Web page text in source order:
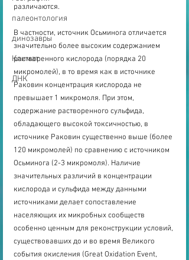
палеонтология
динозавры
Климат
ДНК
различаются.
В частности, источник Осьминога отличается
значительно более высоким содержанием
растворенного кислорода (порядка 20
микромолей), в то время как в источнике
Раковин концентрация кислорода не
превышает 1 микромоля. При этом,
содержание растворенного сульфида,
обладающего высокой токсичностью, в
источнике Раковин существенно выше (более
120 микромолей) по сравнению с источником
Осьминога (2-3 микромоля). Наличие
значительных различий в концентрации
кислорода и сульфида между данными
источниками делает сопоставление
населяющих их микробных сообществ
особенно ценным для реконструкции условий,
существовавших до и во время Великого
события окисления (Great Oxidation Event,